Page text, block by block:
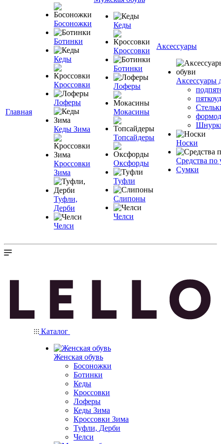
Главная
Босоножки
Ботинки
Кеды
Кроссовки
Лоферы
Кеды Зима
Кроссовки
Зима
Туфли,
Дерби
Челси
Кеды
Кроссовки
Ботинки
Лоферы
Мокасины
Топсайдеры
Оксфорды
Туфли
Слипоны
Челси
Аксессуары
Аксессуары
Носки
Средства по
Сумки
Каталог
Женская обувь
Босоножки
Ботинки
Кеды
Кроссовки
Лоферы
Кеды Зима
Кроссовки Зима
Туфли, Дерби
Челси